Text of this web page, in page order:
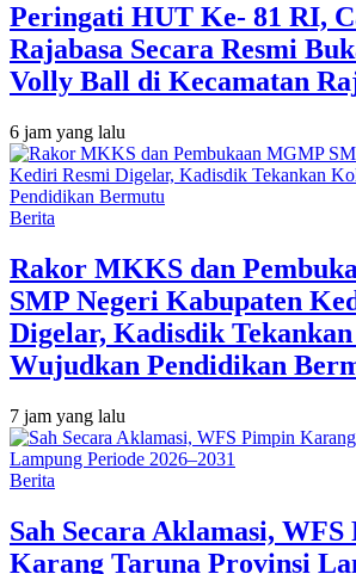
Peringati HUT Ke- 81 RI,
Rajabasa Secara Resmi
Volly Ball di Kecamatan
6 jam yang lalu
Berita
Rakor MKKS dan
SMP Negeri Kabupaten
Digelar, Kadisdik
Wujudkan Pendidikan
7 jam yang lalu
Berita
Sah Secara Aklamasi, WFS
Karang Taruna Provinsi